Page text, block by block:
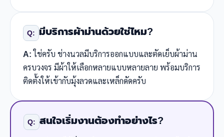
Q: มีบริการผ้าม่านด้วยใช่ไหม?
A:ใช่ครับ ช่างนวลมีบริการออกแบบและตัดเย็บผ้าม่าน
ครบวงจร มีผ้าให้เลือกหลายแบบหลายลาย พร้อมบริการ
ติดตั้งให้เข้ากับมุ้งลวดและเหล็กดัดครับ
Q: สนใจเริ่มงานต้องทำอย่างไร?